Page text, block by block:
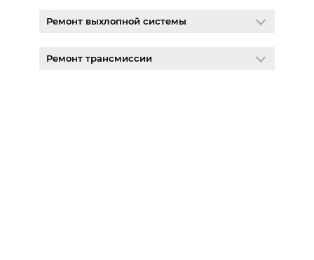
Ремонт выхлопной системы
Ремонт трансмиссии